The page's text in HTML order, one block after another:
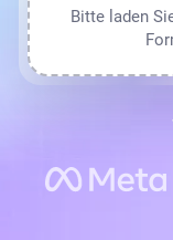
Bitte laden